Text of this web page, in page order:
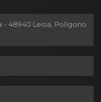
- 48940 Leioa, Polígono